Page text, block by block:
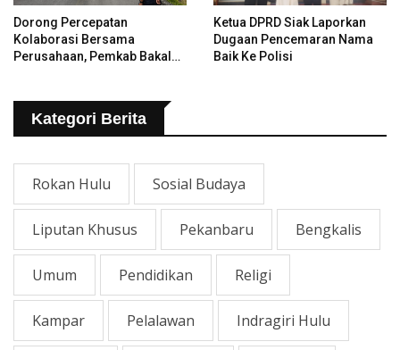
Dorong Percepatan
Kolaborasi Bersama
Perusahaan, Pemkab Bakal
Ketua DPRD Siak Laporkan
Dugaan Pencemaran Nama
Baik Ke Polisi
Kategori Berita
Rokan Hulu Sosial Budaya
Liputan Khusus Pekanbaru Bengkalis
Umum Pendidikan Religi
Kampar Pelalawan Indragiri Hulu